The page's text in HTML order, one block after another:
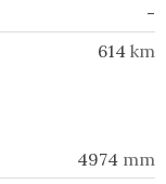
-
614 km
4974 mm